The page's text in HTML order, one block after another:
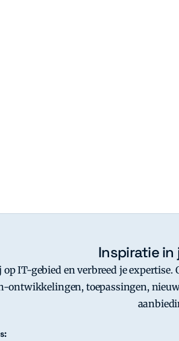
Inspiratie in
IT-gebied en verbreed je
ontwikkelingen, toepassingen,